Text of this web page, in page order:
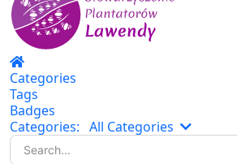
Home
Categories
Tags
Badges
Categories: All Categories Search...